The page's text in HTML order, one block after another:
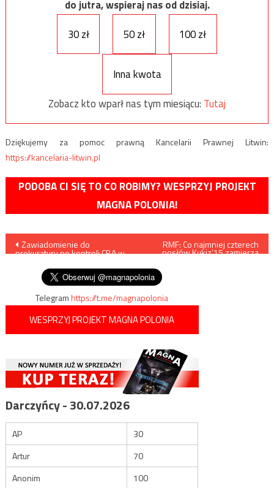
do jutra, wspieraj nas od dzisiaj.
30 zł
50 zł 100 zł
Inna kwota
Zobacz kto wparł nas tym miesiącu: Tutaj
Dziękujemy za pomoc prawną Kancelarii Prawnej Litwin:
https://kancelaria-litwin.pl
PODOBA CI SIĘ TO CO ROBIMY? WESPRZYJ PROJEKT
MAGNA POLONIA!
Nawigacja
wpisu
Zawiadomienie do
prokuratury po kontroli CBA w
RMF: Co najmniej czterech
posłów Kukiz’15 zamierza
Telegramhttps://t.me/magnapolonia
WESPRZYJ PROJEKT MAGNA POLONIA
Darczyńcy - 30.07.2026
AP
30
Artur
70
Anonim
100